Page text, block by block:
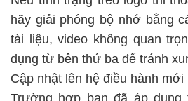
hãy giải phóng bộ nhớ bằng
tài liệu, video không quan
dụng từ bên thứ ba để tránh
Cập nhật lên hệ điều hành mới
Trường hợp bạn đã áp dụng